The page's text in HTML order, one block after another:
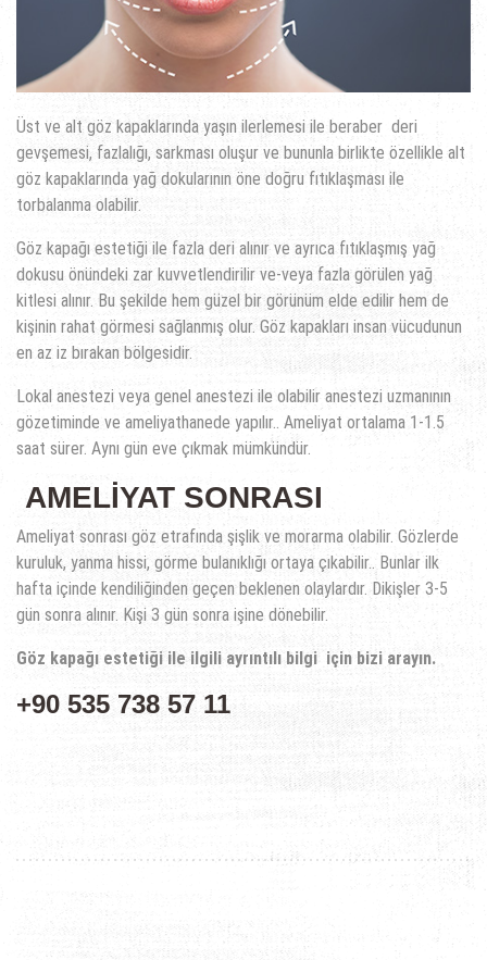
Üst ve alt göz kapaklarında yaşın ilerlemesi ile beraber deri
gevşemesi, fazlalığı, sarkması oluşur ve bununla birlikte özellikle alt
göz kapaklarında yağ dokularının öne doğru fıtıklaşması ile
torbalanma olabilir.
Göz kapağı estetiği ile fazla deri alınır ve ayrıca fıtıklaşmış yağ
dokusu önündeki zar kuvvetlendirilir ve-veya fazla görülen yağ
kitlesi alınır. Bu şekilde hem güzel bir görünüm elde edilir hem de
kişinin rahat görmesi sağlanmış olur. Göz kapakları insan vücudunun
en az iz bırakan bölgesidir.
Lokal anestezi veya genel anestezi ile olabilir anestezi uzmanının
gözetiminde ve ameliyathanede yapılır.. Ameliyat ortalama 1-1.5
saat sürer. Aynı gün eve çıkmak mümkündür.
AMELİYAT SONRASI
Ameliyat sonrası göz etrafında şişlik ve morarma olabilir. Gözlerde
kuruluk, yanma hissi, görme bulanıklığı ortaya çıkabilir.. Bunlar ilk
hafta içinde kendiliğinden geçen beklenen olaylardır. Dikişler 3-5
gün sonra alınır. Kişi 3 gün sonra işine dönebilir.
Göz kapağı estetiği ile ilgili ayrıntılı bilgi için bizi arayın.
+90 535 738 57 11